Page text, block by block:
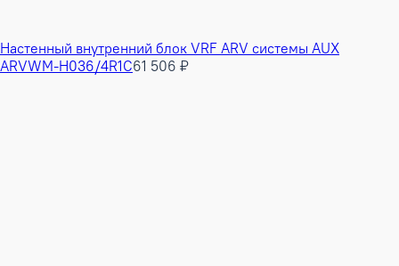
Настенный внутренний блок VRF ARV системы AUX
ARVWM-H036/4R1C61 506 ₽